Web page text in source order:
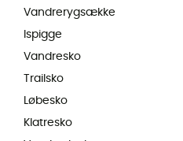
Vandrerygsække
Ispigge
Vandresko
Trailsko
Løbesko
Klatresko